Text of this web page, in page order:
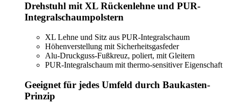
Drehstuhl mit XL Rückenlehne und PUR-
Integralschaumpolstern
XL Lehne und Sitz aus PUR-Integralschaum
Höhenverstellung mit Sicherheitsgasfeder
Alu-Druckguss-Fußkreuz, poliert, mit Gleitern
PUR-Integralschaum mit thermo-sensitiver Eigenschaft
Geeignet für jedes Umfeld durch Baukasten-
Prinzip